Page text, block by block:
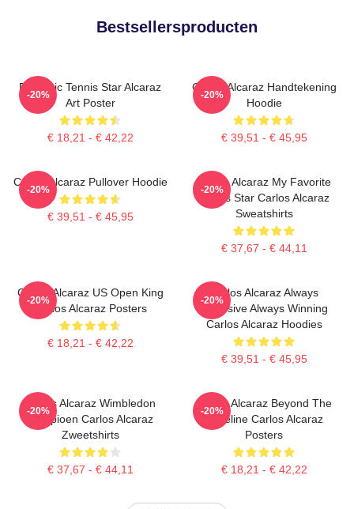
Bestsellersproducten
Dynamic Tennis Star Alcaraz
Art Poster
€ 18,21 - € 42,22
-20%
Carlos Alcaraz Handtekening
Hoodie
€ 39,51 - € 45,95
-20%
Carlos Alcaraz Pullover Hoodie
€ 39,51 - € 45,95
-20%
Carlos Alcaraz My Favorite
Tennis Star Carlos Alcaraz
Sweatshirts
€ 37,67 - € 44,11
-20%
Carlos Alcaraz US Open King
Carlos Alcaraz Posters
€ 18,21 - € 42,22
-20%
Carlos Alcaraz Always
Explosive Always Winning
Carlos Alcaraz Hoodies
€ 39,51 - € 45,95
-20%
Carlos Alcaraz Wimbledon
Kampioen Carlos Alcaraz
Zweetshirts
€ 37,67 - € 44,11
-20%
Carlos Alcaraz Beyond The
Baseline Carlos Alcaraz
Posters
€ 18,21 - € 42,22
-20%